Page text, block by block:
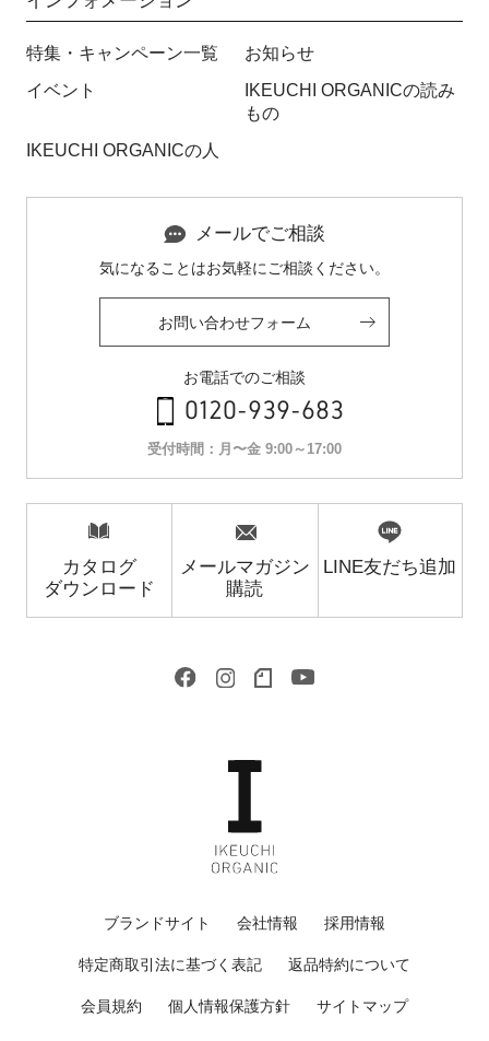
特集・キャンペーン一覧 お知らせ
イベント
IKEUCHI ORGANICの読み
もの
IKEUCHI ORGANICの人
メールでご相談
気になることはお気軽にご相談ください。
お問い合わせフォーム
お電話でのご相談
0120-939-683
受付時間：月〜金 9:00～17:00
カタログ
ダウンロード
メールマガジン
購読
LINE友だち追加
ブランドサイト 会社情報 採用情報
特定商取引法に基づく表記 返品特約について
会員規約 個人情報保護方針 サイトマップ